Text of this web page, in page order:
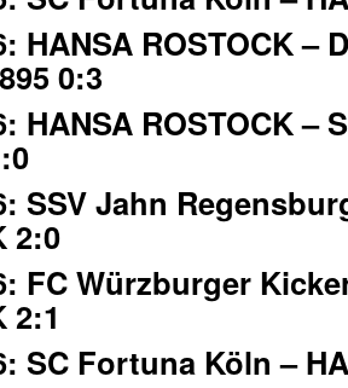
HANSA ROSTOCK –
0:3
HANSA ROSTOCK –
SSV Jahn
2:0
FC Würzburger
2:1
SC Fortuna Köln –